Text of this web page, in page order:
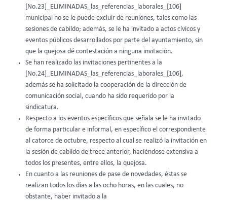
[No.23]_ELIMINADAS_las_referencias_laborales_[106]
municipal no se le puede excluir de reuniones, tales como las
sesiones de cabildo; además, se le ha invitado a actos cívicos y
eventos públicos desarrollados por parte del ayuntamiento, sin
que la quejosa dé contestación a ninguna invitación.
Se han realizado las invitaciones pertinentes a la
[No.24]_ELIMINADAS_las_referencias_laborales_[106],
además se ha solicitado la cooperación de la dirección de
comunicación social, cuando ha sido requerido por la
sindicatura.
Respecto a los eventos específicos que señala se le ha invitado
de forma particular e informal, en específico el correspondiente
al catorce de octubre, respecto al cual se realizó la invitación en
la sesión de cabildo de trece anterior, haciéndose extensiva a
todos los presentes, entre ellos, la quejosa.
En cuanto a las reuniones de pase de novedades, éstas se
realizan todos los días a las ocho horas, en las cuales, no
obstante, haber invitado a la